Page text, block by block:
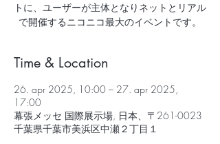
トに、ユーザーが主体となりネットとリアル
で開催するニコニコ最大のイベントです。
Time & Location
26. apr 2025, 10:00 – 27. apr 2025,
17:00
幕張メッセ 国際展示場, 日本、〒261-0023
千葉県千葉市美浜区中瀬２丁目１